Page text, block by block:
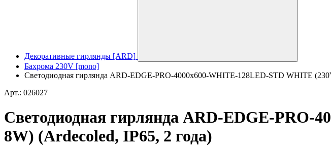
Декоративные гирлянды [ARD]
Бахрома 230V [mono]
Светодиодная гирлянда ARD-EDGE-PRO-4000x600-WHITE-128LED-STD WHITE
Арт.: 026027
Светодиодная гирлянда ARD-EDGE-PRO-
8W) (Ardecoled, IP65, 2 года)